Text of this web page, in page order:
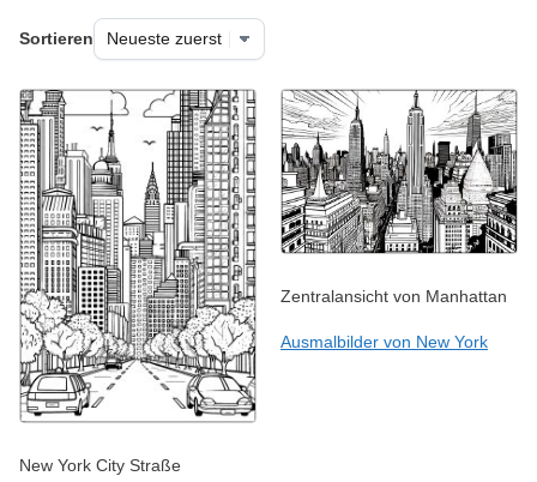
Sortieren
New York City Straße
Zentralansicht von Manhattan
Ausmalbilder von New York